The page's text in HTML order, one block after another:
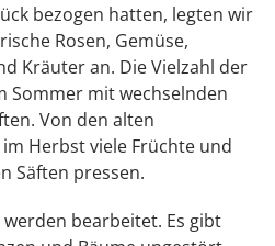
bezogen hatten, legten wir
Rosen, Gemüse,
Kräuter an. Die Vielzahl der
Sommer mit wechselnden
Von den alten
Herbst viele Früchte und
Säften pressen.
bearbeitet. Es gibt